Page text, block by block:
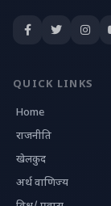
QUICK LINKS
Home
राजनीति
खेलकुद
अर्थ वाणिज्य